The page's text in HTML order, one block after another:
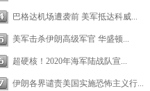
巴格达机场遭袭前 美军抵达科威...
美军击杀伊朗高级军官 华盛顿...
超硬核！2020年海军陆战队宣...
伊朗各界谴责美国实施恐怖主义行...